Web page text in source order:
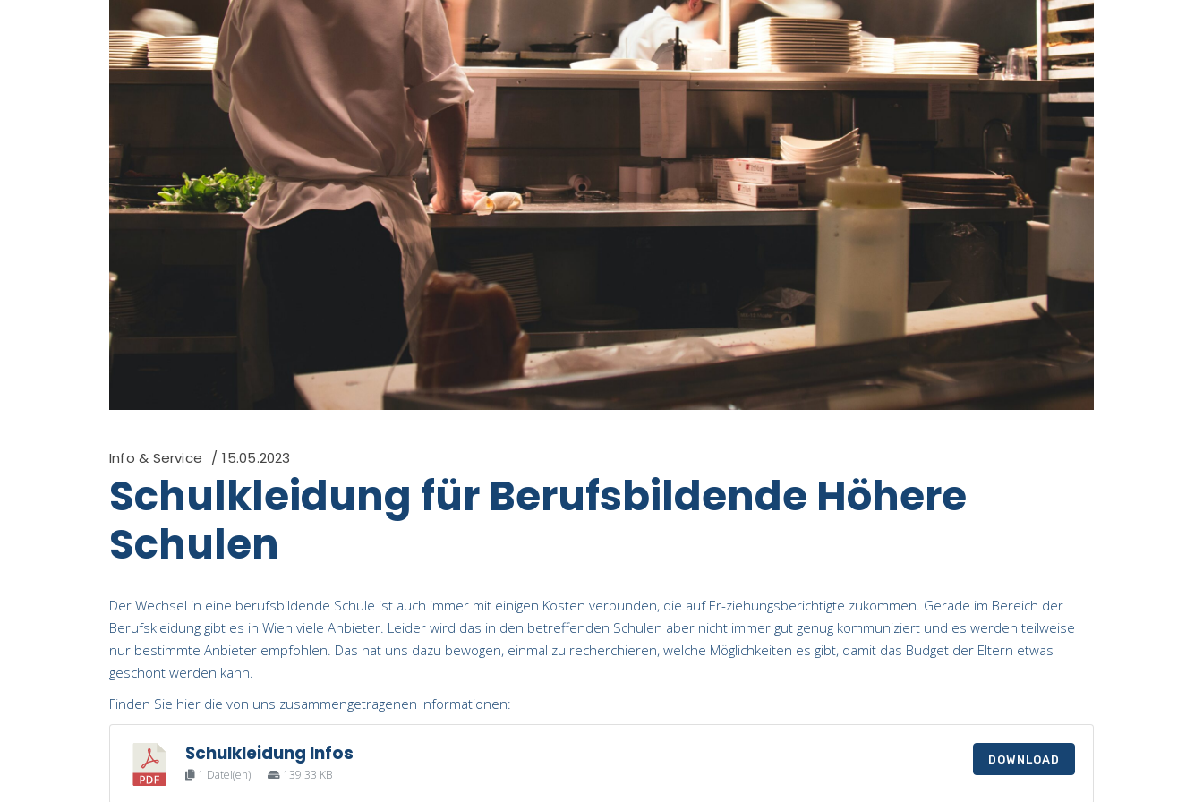
Info & Service 15.05.2023
Schulkleidung für Berufsbildende Höhere
Schulen
Der Wechsel in eine berufsbildende Schule ist auch immer mit einigen Kosten verbunden, die auf Er-ziehungsberichtigte zukommen. Gerade im Bereich der
Berufskleidung gibt es in Wien viele Anbieter. Leider wird das in den betreffenden Schulen aber nicht immer gut genug kommuniziert und es werden teilweise
nur bestimmte Anbieter empfohlen. Das hat uns dazu bewogen, einmal zu recherchieren, welche Möglichkeiten es gibt, damit das Budget der Eltern etwas
geschont werden kann.
Finden Sie hier die von uns zusammengetragenen Informationen:
Schulkleidung Infos
1 Datei(en) 139.33 KB
DOWNLOAD